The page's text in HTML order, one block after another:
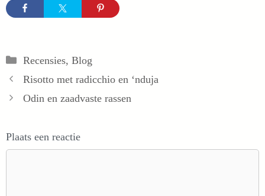
Categorieën
Recensies, Blog
Risotto met radicchio en ‘nduja
Odin en zaadvaste rassen
Plaats een reactie